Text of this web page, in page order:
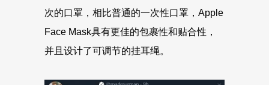
次的口罩，相比普通的一次性口罩，Apple
Face Mask具有更佳的包裹性和贴合性，
并且设计了可调节的挂耳绳。